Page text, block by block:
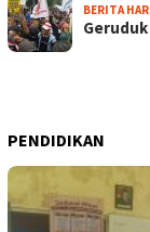
BERITA
PENDIDIKAN